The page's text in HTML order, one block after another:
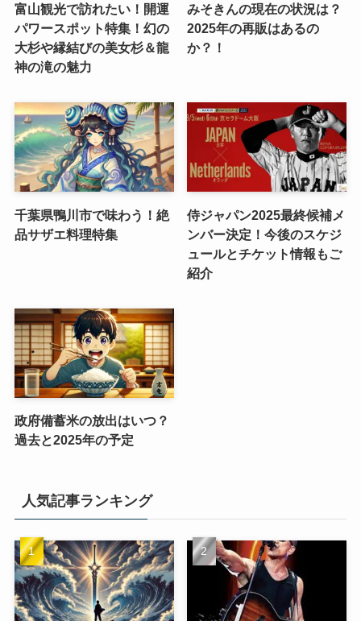
富山観光で訪れたい！開運
パワースポット特集！幻の
大杉や縁結びの美女杉＆龍
神の滝の魅力
みそきんの現在の状況は？
2025年の再販はあるの
か？！
千葉県鴨川市で味わう！絶
品サザエ料理特集
侍ジャパン2025最終候補メ
ンバー決定！今後のスケジ
ュールとチケット情報もご
紹介
政府備蓄米の放出はいつ？
過去と2025年の予定
人気記事ランキング